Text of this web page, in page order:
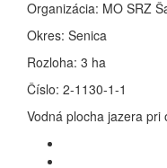
Organizácia: MO SRZ
Okres: Senica
Rozloha: 3 ha
Číslo: 2-1130-1-1
Vodná plocha jazera pri